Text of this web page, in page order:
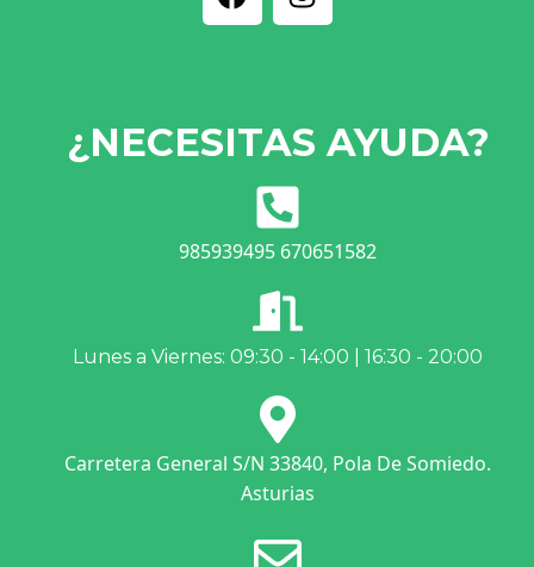
¿NECESITAS AYUDA?
985939495 670651582
Lunes a Viernes: 09:30 - 14:00 | 16:30 - 20:00
Carretera General S/N 33840, Pola De Somiedo.
Asturias